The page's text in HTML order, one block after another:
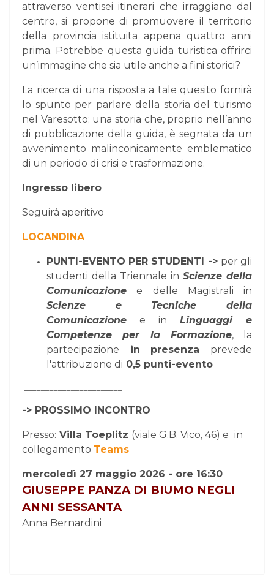
attraverso ventisei itinerari che irraggiano dal
centro, si propone di promuovere il territorio
della provincia istituita appena quattro anni
prima. Potrebbe questa guida turistica offrirci
un’immagine che sia utile anche a fini storici?
La ricerca di una risposta a tale quesito fornirà
lo spunto per parlare della storia del turismo
nel Varesotto; una storia che, proprio nell’anno
di pubblicazione della guida, è segnata da un
avvenimento malinconicamente emblematico
di un periodo di crisi e trasformazione.
Ingresso libero
Seguirà aperitivo
LOCANDINA
PUNTI-EVENTO PER STUDENTI -> per gli
studenti della Triennale in Scienze della
Comunicazione e delle Magistrali in
Scienze e Tecniche della
Comunicazione e in Linguaggi e
Competenze per la Formazione, la
partecipazione in presenza prevede
l'attribuzione di 0,5 punti-evento
-> PROSSIMO INCONTRO
Presso: Villa Toeplitz (viale G.B. Vico, 46) e in
collegamento Teams
mercoledì 27 maggio 2026 - ore 16:30
GIUSEPPE PANZA DI BIUMO NEGLI
ANNI SESSANTA
Anna Bernardini